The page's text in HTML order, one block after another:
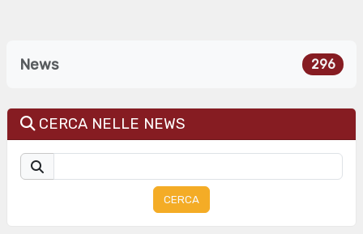
News 296
CERCA NELLE NEWS
CERCA